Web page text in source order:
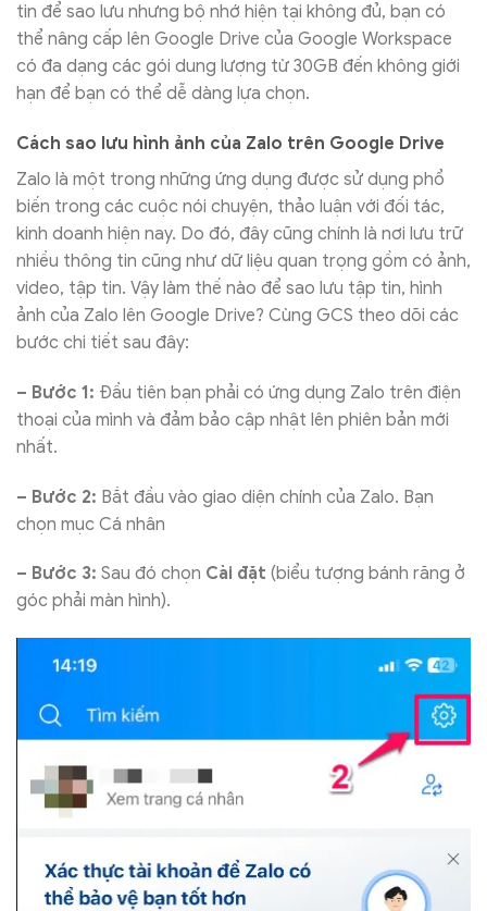
tin để sao lưu nhưng bộ nhớ hiện tại không đủ, bạn có
thể nâng cấp lên Google Drive của Google Workspace
có đa dạng các gói dung lượng từ 30GB đến không giới
hạn để bạn có thể dễ dàng lựa chọn.
Cách sao lưu hình ảnh của Zalo trên Google Drive
Zalo là một trong những ứng dụng được sử dụng phổ
biến trong các cuộc nói chuyện, thảo luận với đối tác,
kinh doanh hiện nay. Do đó, đây cũng chính là nơi lưu trữ
nhiều thông tin cũng như dữ liệu quan trọng gồm có ảnh,
video, tập tin. Vậy làm thế nào để sao lưu tập tin, hình
ảnh của Zalo lên Google Drive? Cùng GCS theo dõi các
bước chi tiết sau đây:
– Bước 1: Đầu tiên bạn phải có ứng dụng Zalo trên điện
thoại của mình và đảm bảo cập nhật lên phiên bản mới
nhất.
– Bước 2: Bắt đầu vào giao diện chính của Zalo. Bạn
chọn mục Cá nhân
– Bước 3: Sau đó chọn Cài đặt (biểu tượng bánh răng ở
góc phải màn hình).